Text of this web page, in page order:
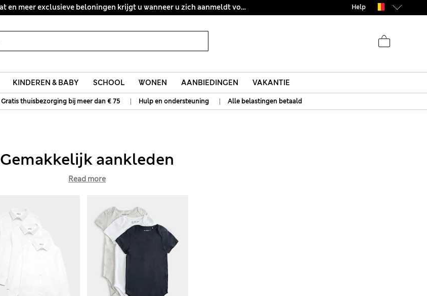
Zin in 15% korting? Dat en meer exclusieve beloningen krijgt u wanneer u zich aanmeldt voor Sparks
Alle belastingen betaald Help
KINDEREN & BABY SCHOOL WONEN AANBIEDINGEN VAKANTIE
Gratis thuisbezorging bij meer dan € 75 | Hulp en ondersteuning | Alle belastingen betaald
Gemakkelijk aankleden
Read more